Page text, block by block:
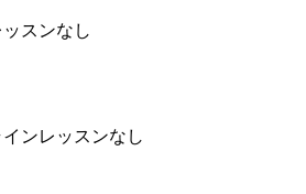
スンなし
ンレッスンなし